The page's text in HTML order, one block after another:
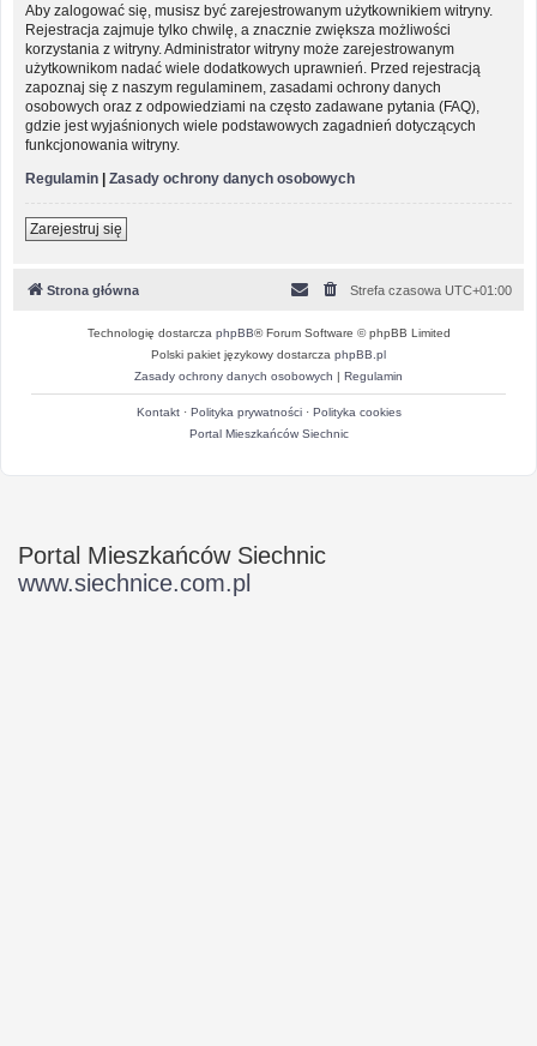
Aby zalogować się, musisz być zarejestrowanym użytkownikiem witryny.
Rejestracja zajmuje tylko chwilę, a znacznie zwiększa możliwości
korzystania z witryny. Administrator witryny może zarejestrowanym
użytkownikom nadać wiele dodatkowych uprawnień. Przed rejestracją
zapoznaj się z naszym regulaminem, zasadami ochrony danych
osobowych oraz z odpowiedziami na często zadawane pytania (FAQ),
gdzie jest wyjaśnionych wiele podstawowych zagadnień dotyczących
funkcjonowania witryny.
Regulamin | Zasady ochrony danych osobowych
Zarejestruj się
Strona główna Strefa czasowa UTC+01:00
Technologię dostarcza phpBB® Forum Software © phpBB Limited
Polski pakiet językowy dostarcza phpBB.pl
Zasady ochrony danych osobowych | Regulamin
Kontakt· Polityka prywatności· Polityka cookies
Portal Mieszkańców Siechnic
Portal Mieszkańców Siechnic
www.siechnice.com.pl